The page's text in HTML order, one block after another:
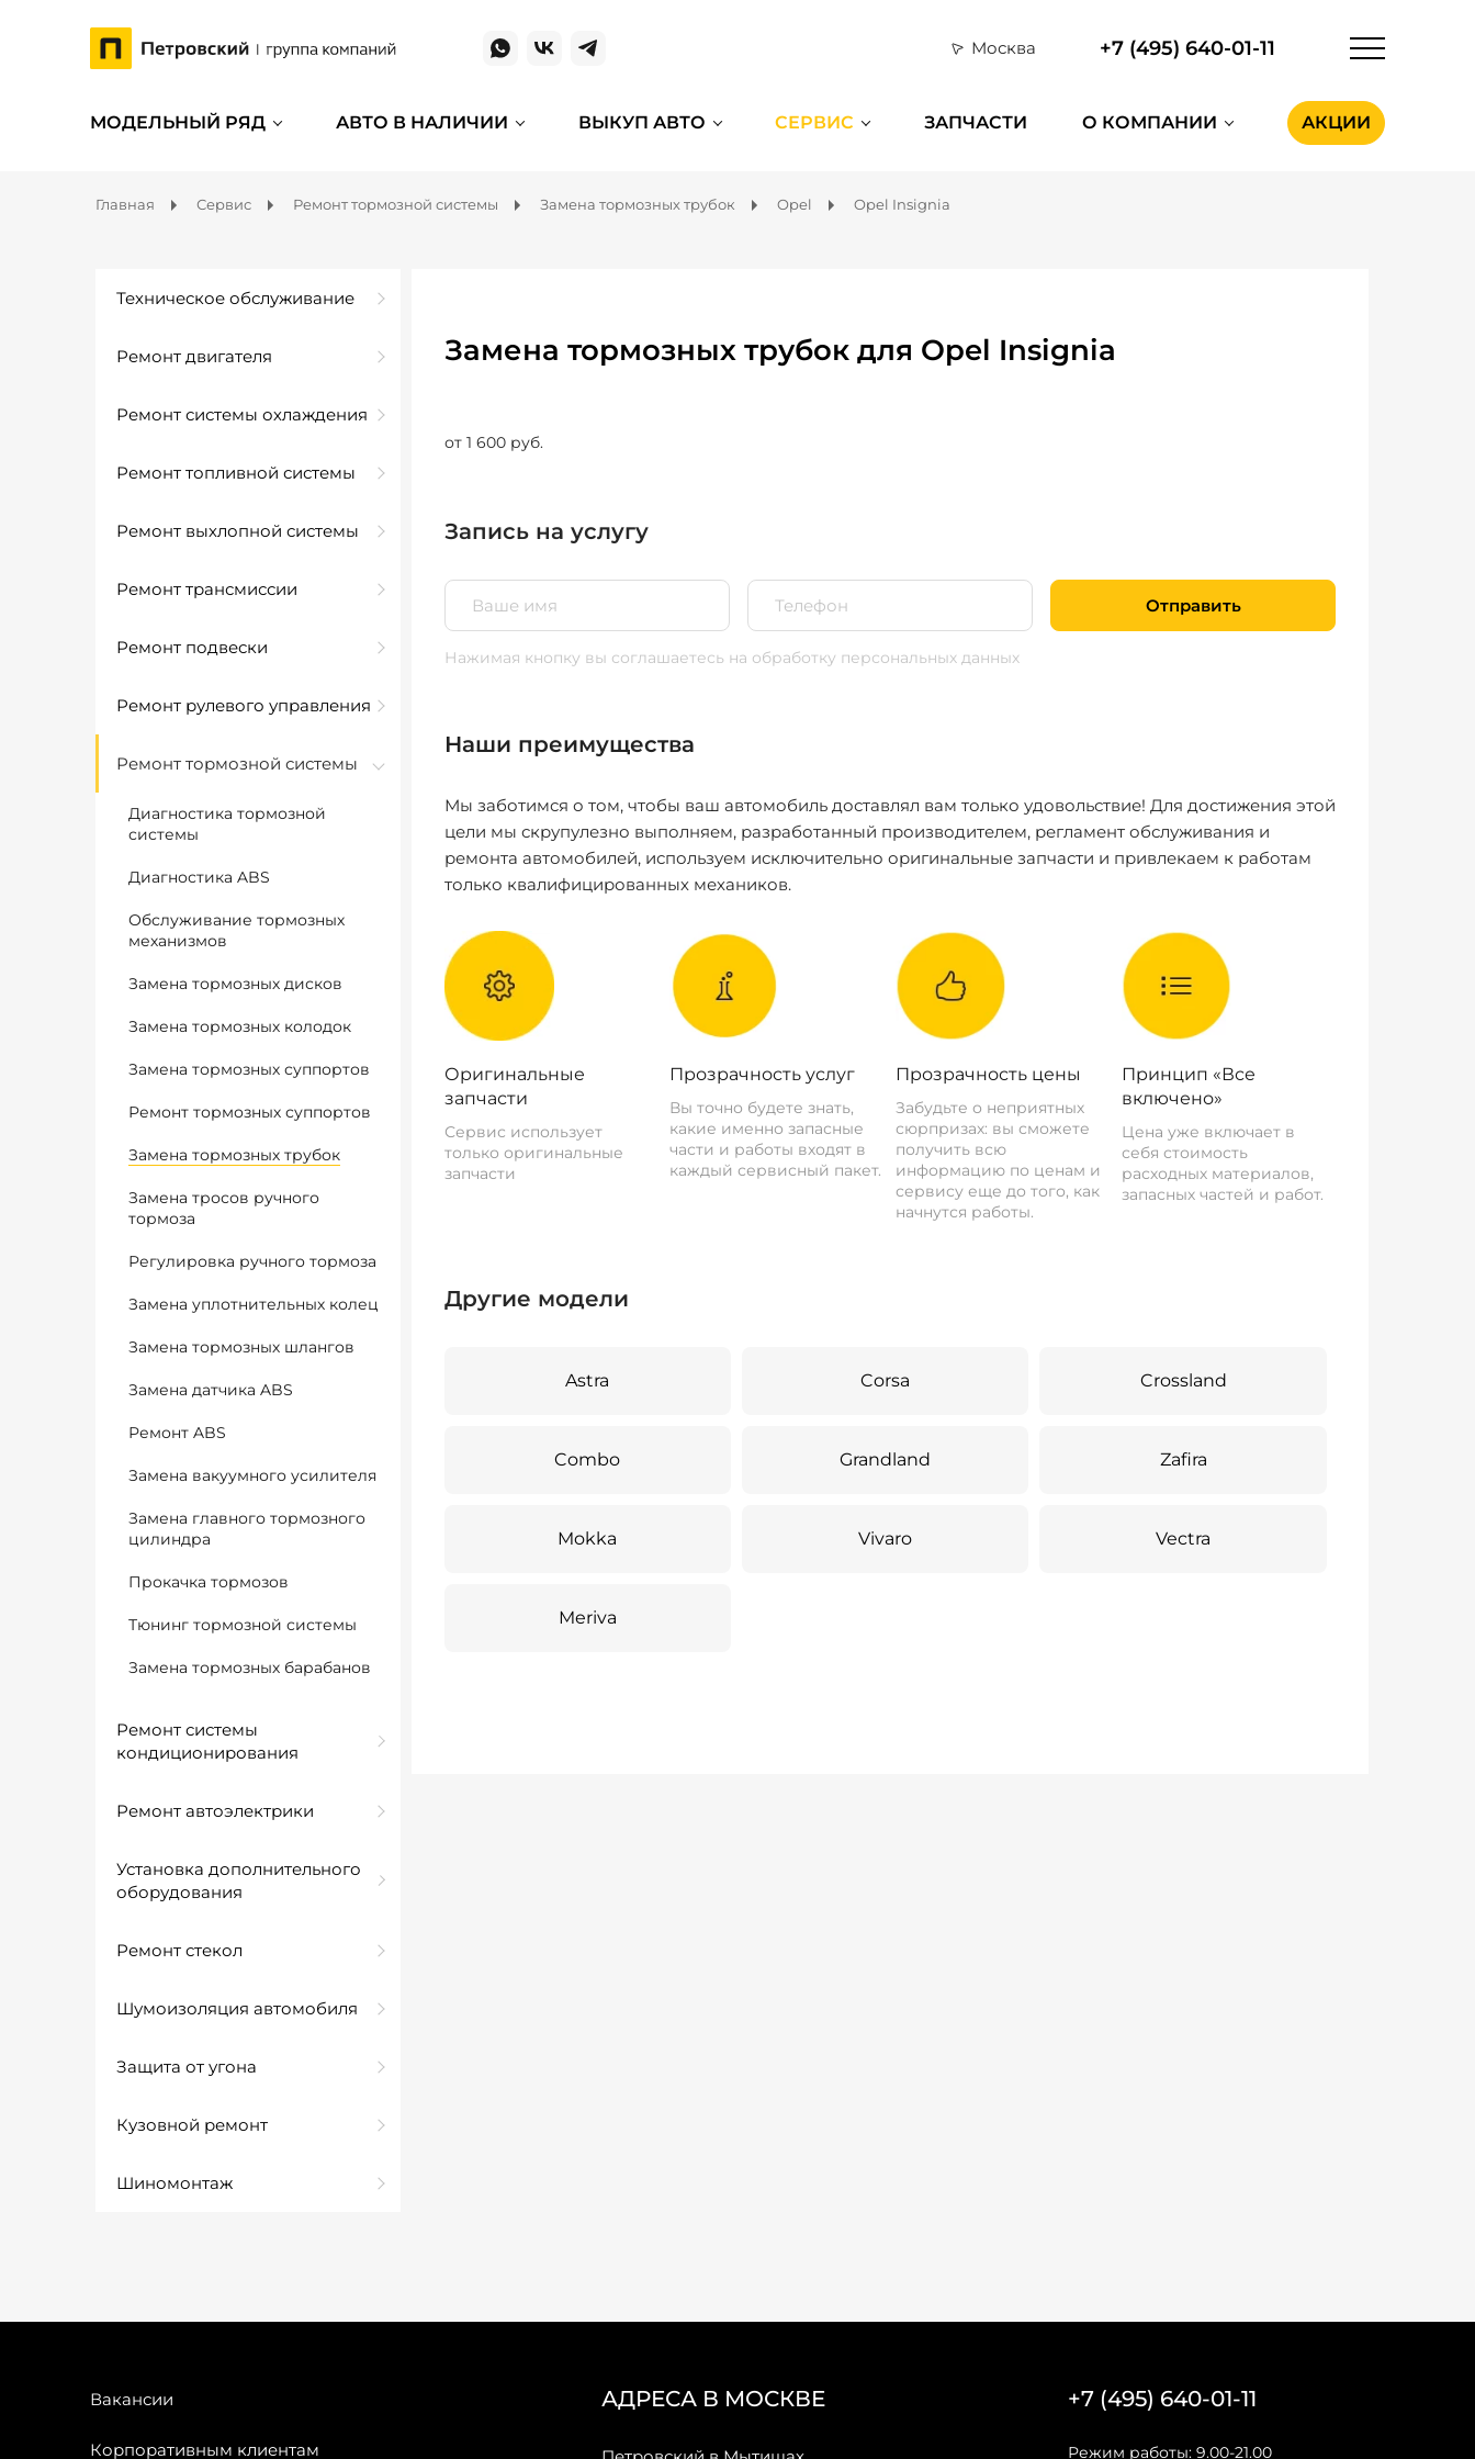
Москва +7 (495) 640-01-11
МОДЕЛЬНЫЙ РЯД АВТО В НАЛИЧИИ ВЫКУП АВТО СЕРВИС ЗАПЧАСТИ О КОМПАНИИ АКЦИИ
Главная Сервис Ремонт тормозной системы Замена тормозных трубок Opel Opel Insignia
Техническое обслуживание
Ремонт двигателя
Ремонт системы охлаждения
Ремонт топливной системы
Ремонт выхлопной системы
Ремонт трансмиссии
Ремонт подвески
Ремонт рулевого управления
Ремонт тормозной системы
Диагностика тормозной
системы
Диагностика ABS
Обслуживание тормозных
механизмов
Замена тормозных дисков
Замена тормозных колодок
Замена тормозных суппортов
Ремонт тормозных суппортов
Замена тормозных трубок
Замена тросов ручного
тормоза
Регулировка ручного тормоза
Замена уплотнительных колец
Замена тормозных шлангов
Замена датчика ABS
Ремонт ABS
Замена вакуумного усилителя
Замена главного тормозного
цилиндра
Прокачка тормозов
Тюнинг тормозной системы
Замена тормозных барабанов
Ремонт системы
кондиционирования
Ремонт автоэлектрики
Установка дополнительного
оборудования
Ремонт стекол
Шумоизоляция автомобиля
Защита от угона
Кузовной ремонт
Шиномонтаж
Замена тормозных трубок для Opel Insignia
от 1 600 руб.
Запись на услугу
Отправить
Нажимая кнопку вы соглашаетесь на обработку персональных данных
Наши преимущества
Мы заботимся о том, чтобы ваш автомобиль доставлял вам только удовольствие! Для достижения этой
цели мы скрупулезно выполняем, разработанный производителем, регламент обслуживания и
ремонта автомобилей, используем исключительно оригинальные запчасти и привлекаем к работам
только квалифицированных механиков.
Оригинальные
запчасти
Сервис использует
только оригинальные
запчасти
Прозрачность услуг
Вы точно будете знать,
какие именно запасные
части и работы входят в
каждый сервисный пакет.
Прозрачность цены
Забудьте о неприятных
сюрпризах: вы сможете
получить всю
информацию по ценам и
сервису еще до того, как
начнутся работы.
Принцип «Все
включено»
Цена уже включает в
себя стоимость
расходных материалов,
запасных частей и работ.
Другие модели
Astra Corsa Crossland
Combo Grandland Zafira
Mokka Vivaro Vectra
Meriva
Вакансии
Корпоративным клиентам
АДРЕСА В МОСКВЕ +7 (495) 640-01-11
Режим работы: 9.00-21.00